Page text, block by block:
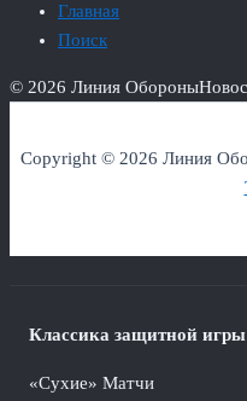
Главная
Поиск
© 2026 Линия Обороны
Copyright © 2026 Линия
Классика защитной игры
«Сухие» Матчи